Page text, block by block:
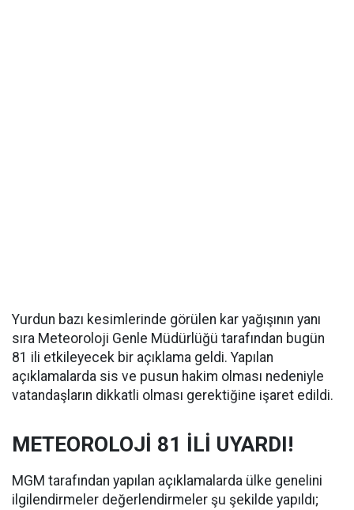
Yurdun bazı kesimlerinde görülen kar yağışının yanı
sıra Meteoroloji Genle Müdürlüğü tarafından bugün
81 ili etkileyecek bir açıklama geldi. Yapılan
açıklamalarda sis ve pusun hakim olması nedeniyle
vatandaşların dikkatli olması gerektiğine işaret edildi.
METEOROLOJİ 81 İLİ UYARDI!
MGM tarafından yapılan açıklamalarda ülke genelini
ilgilendirmeler değerlendirmeler şu şekilde yapıldı;